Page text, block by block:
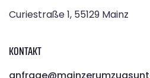
Curiestraße 1, 55129 Mainz
KONTAKT